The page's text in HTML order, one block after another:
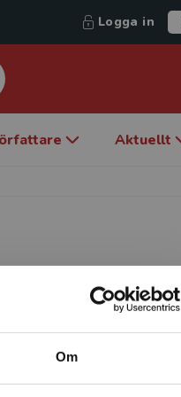
Om
Logga in
Aktuellt
och senior­forskare